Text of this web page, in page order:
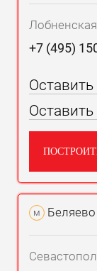
+7 (495)
Оставить
м Беляево